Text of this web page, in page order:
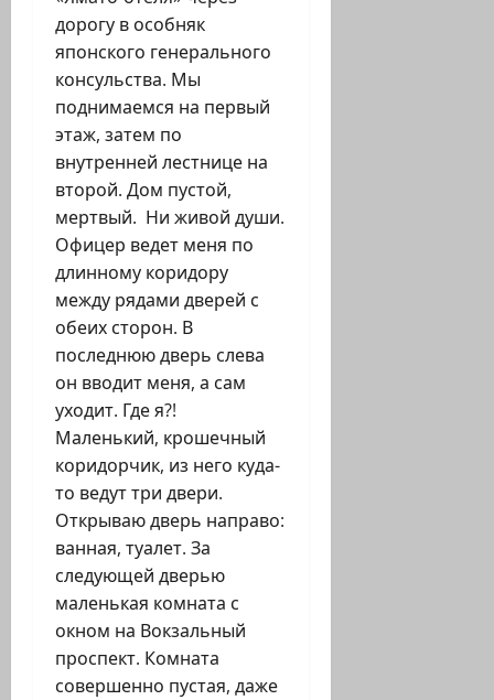
дорогу в особняк
японского генерального
консульства. Мы
поднимаемся на первый
этаж, затем по
внутренней лестнице на
второй. Дом пустой,
мертвый. Ни живой души.
Офицер ведет меня по
длинному коридору
между рядами дверей с
обеих сторон. В
последнюю дверь слева
он вводит меня, а сам
уходит. Где я?!
Маленький, крошечный
коридорчик, из него куда-
то ведут три двери.
Открываю дверь направо:
ванная, туалет. За
следующей дверью
маленькая комната с
окном на Вокзальный
проспект. Комната
совершенно пустая, даже